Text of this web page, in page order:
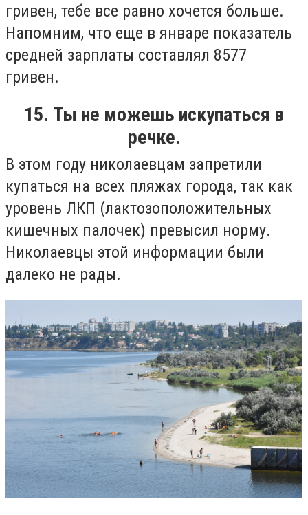
гривен, тебе все равно хочется больше.
Напомним, что еще в январе показатель
средней зарплаты составлял 8577
гривен.
15. Ты не можешь искупаться в
речке.
В этом году николаевцам запретили
купаться на всех пляжах города, так как
уровень ЛКП (лактозоположительных
кишечных палочек) превысил норму.
Николаевцы этой информации были
далеко не рады.